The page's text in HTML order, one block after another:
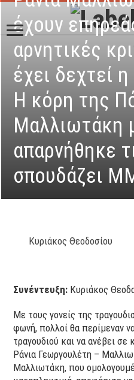
έχουν
αρνητικές
έχει δεχτεί
Η κόρη της
Μαλλιωτάκη
απαρνήθηκε
σπουδάζει
Κυριάκος Θεοδοσίου
Συνέντευξη: Κυριάκος
Με τους γονείς της
φωνή, πολλοί θα περίμεναν
τραγουδιού και να ανέβει
Ράνια Γεωργουλέτη –
Μαλλιωτάκη, που